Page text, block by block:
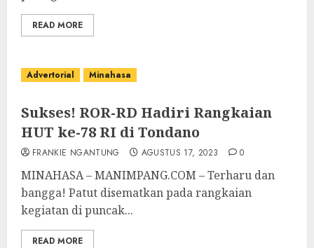
READ MORE
Advertorial Minahasa
Sukses! ROR-RD Hadiri Rangkaian
HUT ke-78 RI di Tondano
FRANKIE NGANTUNG AGUSTUS 17, 2023 0
MINAHASA – MANIMPANG.COM – Terharu dan
bangga! Patut disematkan pada rangkaian
kegiatan di puncak...
READ MORE